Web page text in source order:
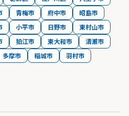
青梅市 府中市
昭島市
小平市 日野市
東村山市
狛江市 東大和市
清瀬市
多摩市 稲城市
羽村市